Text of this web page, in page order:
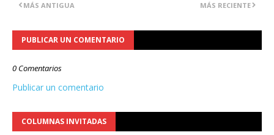
MÁS RECIENTE
MÁS ANTIGUA
PUBLICAR UN COMENTARIO
0 Comentarios
Publicar un comentario
COLUMNAS INVITADAS